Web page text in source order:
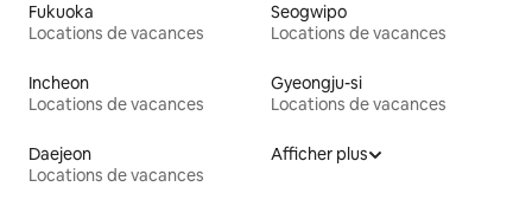
Fukuoka
Locations de vacances
Seogwipo
Locations de vacances
Incheon
Locations de vacances
Gyeongju-si
Locations de vacances
Daejeon
Locations de vacances
Afficher plus